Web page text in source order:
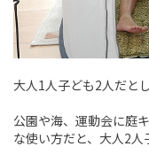
大人1人子ども2人だと
公園や海、運動会に庭
な使い方だと、大人2人